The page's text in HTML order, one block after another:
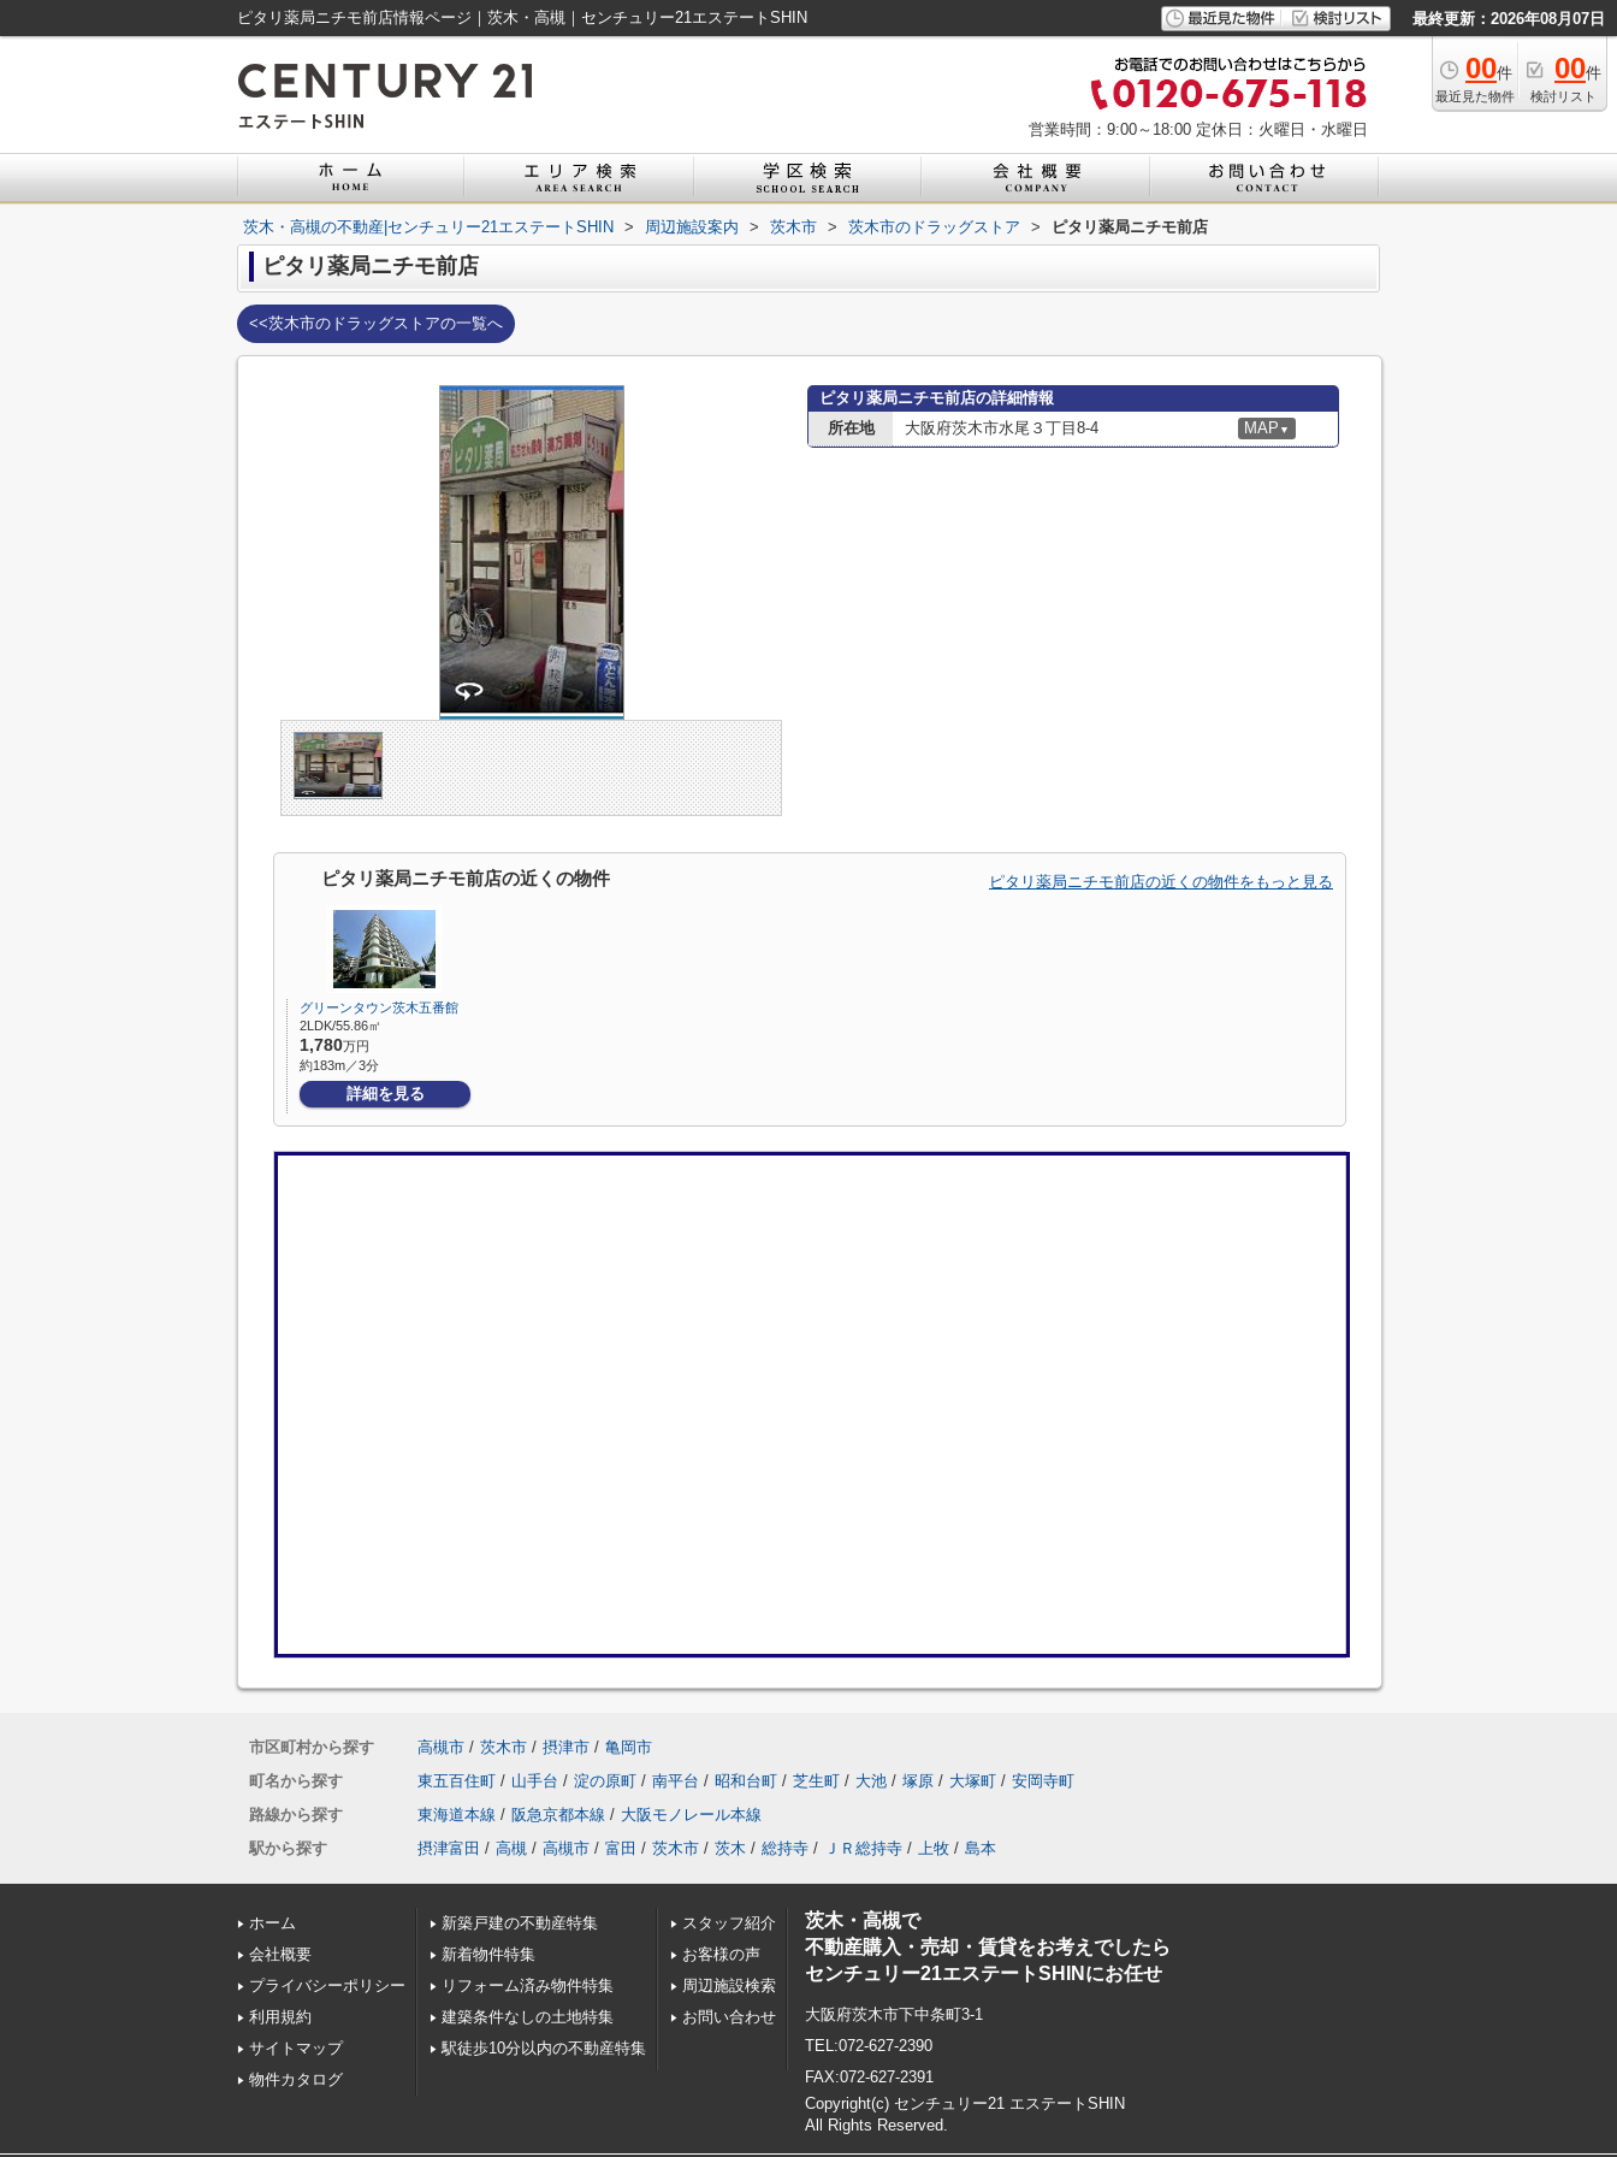
ピタリ薬局ニチモ前店情報ページ｜茨木・高槻｜センチュリー21エステートSHIN 最終更新：2026年08月07日
00件
最近見た物件
00件
検討リスト
営業時間：9:00～18:00 定休日：火曜日・水曜日
茨木・高槻の不動産|センチュリー21エステートSHIN > 周辺施設案内 > 茨木市 > 茨木市のドラッグストア > ピタリ薬局ニチモ前店
ピタリ薬局ニチモ前店
<<茨木市のドラッグストアの一覧へ
ピタリ薬局ニチモ前店の詳細情報
所在地
大阪府茨木市水尾３丁目8-4 MAP ▼
ピタリ薬局ニチモ前店の近くの物件 ピタリ薬局ニチモ前店の近くの物件をもっと見る
グリーンタウン茨木五番館
2LDK/55.86㎡
1,780万円
約183m／3分
詳細を見る
市区町村から探す 高槻市 / 茨木市 / 摂津市 / 亀岡市
町名から探す
東五百住町 / 山手台 / 淀の原町 / 南平台 / 昭和台町 / 芝生町 / 大池 / 塚原 / 大塚町 / 安岡寺町
路線から探す
東海道本線 / 阪急京都本線 / 大阪モノレール本線
駅から探す
摂津富田 / 高槻 / 高槻市 / 富田 / 茨木市 / 茨木 / 総持寺 / ＪＲ総持寺 / 上牧 / 島本
ホーム
会社概要
プライバシーポリシー
利用規約
サイトマップ
物件カタログ
新築戸建の不動産特集
新着物件特集
リフォーム済み物件特集
建築条件なしの土地特集
駅徒歩10分以内の不動産特集
スタッフ紹介
お客様の声
周辺施設検索
お問い合わせ
茨木・高槻で
不動産購入・売却・賃貸をお考えでしたら
センチュリー21エステートSHINにお任せ
大阪府茨木市下中条町3-1
TEL:072-627-2390
FAX:072-627-2391
Copyright(c) センチュリー21 エステートSHIN
All Rights Reserved.